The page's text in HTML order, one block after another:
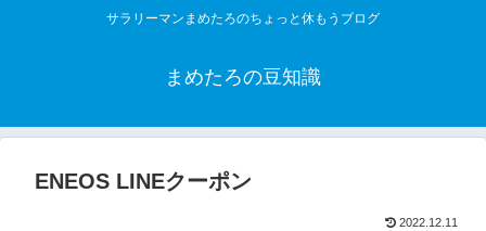
サラリーマンまめたろのちょっと休もうブログ
まめたろの豆知識
ENEOS LINEクーポン
2022.12.11